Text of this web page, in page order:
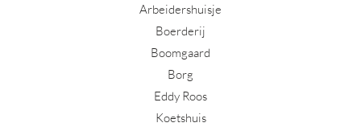
Arbeidershuisje
Boerderij
Boomgaard
Borg
Eddy Roos
Koetshuis